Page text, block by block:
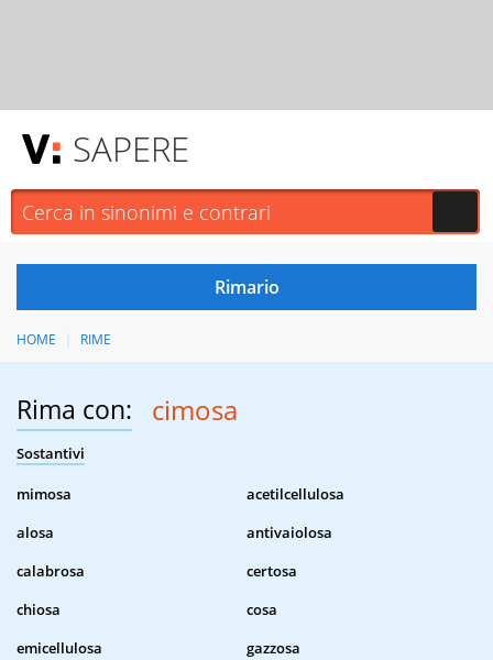
SAPERE
HOME RIME
Rima con: cimosa
Sostantivi
mimosa
acetilcellulosa
alosa
antivaiolosa
calabrosa
certosa
chiosa
cosa
emicellulosa
gazzosa